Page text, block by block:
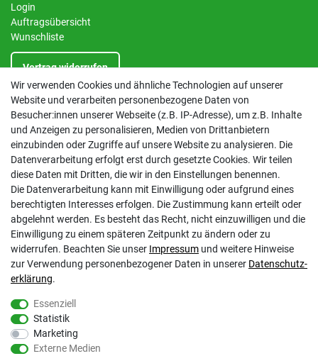
Login
Auftragsübersicht
Wunschliste
Vertrag widerrufen
INFORMATIONEN
Kontakt
Datenschutzerklärung
AGB
Impressum
Barrierefreiheitserklärung
Altbatterie-Ensorgung
Gölz Motorgeräte Nord GmbH & Co. KG
Melatengürtel 23
Wir verwenden Cookies und ähnliche Technologien auf unserer
Website und verarbeiten personenbezogene Daten von
Besucher:innen unserer Webseite (z.B. IP-Adresse), um z.B. Inhalte
und Anzeigen zu personalisieren, Medien von Drittanbietern
einzubinden oder Zugriffe auf unsere Website zu analysieren. Die
Datenverarbeitung erfolgt erst durch gesetzte Cookies. Wir teilen
diese Daten mit Dritten, die wir in den Einstellungen benennen.
Die Datenverarbeitung kann mit Einwilligung oder aufgrund eines
berechtigten Interesses erfolgen. Die Zustimmung kann erteilt oder
abgelehnt werden. Es besteht das Recht, nicht einzuwilligen und die
Einwilligung zu einem späteren Zeitpunkt zu ändern oder zu
widerrufen. Beachten Sie unser Impressum und weitere Hinweise
zur Verwendung personenbezogener Daten in unserer Daten­schutz­
erklärung.
Essenziell
Statistik
Marketing
Externe Medien